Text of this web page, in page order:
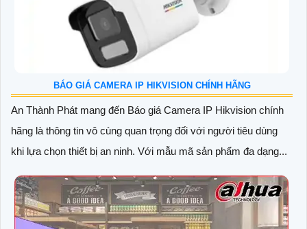
BÁO GIÁ CAMERA IP HIKVISION CHÍNH HÃNG
An Thành Phát mang đến Báo giá Camera IP Hikvision chính
hãng là thông tin vô cùng quan trọng đối với người tiêu dùng
khi lựa chọn thiết bị an ninh. Với mẫu mã sản phẩm đa dạng...